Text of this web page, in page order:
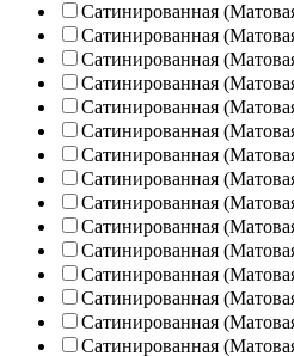
Сатинированная
Сатинированная
Сатинированная
Сатинированная
Сатинированная
Сатинированная
Сатинированная
Сатинированная
Сатинированная
Сатинированная
Сатинированная
Сатинированная
Сатинированная
Сатинированная
Сатинированная